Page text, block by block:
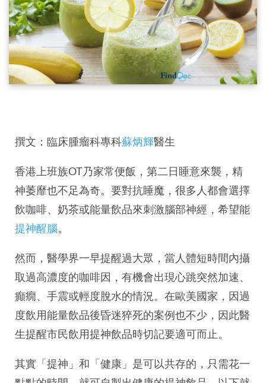
撰文：臨床腫瘤科專科蘇炳輝醫生
香港上班族OT乃家常便飯，第二日睡意來襲，精
神萎靡也不足為奇。要對抗睡魔，很多人都會選擇
飲咖啡、奶茶或能量飲品來刺激腦部神經，希望能
提神醒腦。
然而，醫學界一早提醒過大眾，當人體短時間內攝
取過高濃度的咖啡因，有機會出現心跳突然加速、
癲癇、手震或輕度脫水的情況。在歐美國家，因過
度飲用能量飲品後昏迷猝死的案例也不少，因此醫
生提醒市民飲用提神飲品時切記要適可而止。
其實「提神」和「健康」是可以共存的，只需花一